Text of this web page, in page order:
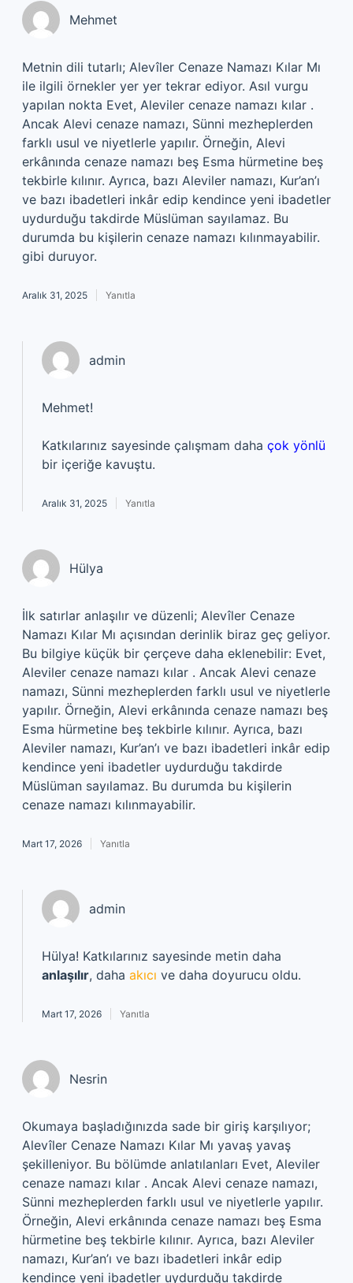
Mehmet
Metnin dili tutarlı; Alevîler Cenaze Namazı Kılar Mı
ile ilgili örnekler yer yer tekrar ediyor. Asıl vurgu
yapılan nokta Evet, Aleviler cenaze namazı kılar .
Ancak Alevi cenaze namazı, Sünni mezheplerden
farklı usul ve niyetlerle yapılır. Örneğin, Alevi
erkânında cenaze namazı beş Esma hürmetine beş
tekbirle kılınır. Ayrıca, bazı Aleviler namazı, Kur’an’ı
ve bazı ibadetleri inkâr edip kendince yeni ibadetler
uydurduğu takdirde Müslüman sayılamaz. Bu
durumda bu kişilerin cenaze namazı kılınmayabilir.
gibi duruyor.
Aralık 31, 2025 Yanıtla
admin
Mehmet!
Katkılarınız sayesinde çalışmam daha çok yönlü
bir içeriğe kavuştu.
Aralık 31, 2025 Yanıtla
Hülya
İlk satırlar anlaşılır ve düzenli; Alevîler Cenaze
Namazı Kılar Mı açısından derinlik biraz geç geliyor.
Bu bilgiye küçük bir çerçeve daha eklenebilir: Evet,
Aleviler cenaze namazı kılar . Ancak Alevi cenaze
namazı, Sünni mezheplerden farklı usul ve niyetlerle
yapılır. Örneğin, Alevi erkânında cenaze namazı beş
Esma hürmetine beş tekbirle kılınır. Ayrıca, bazı
Aleviler namazı, Kur’an’ı ve bazı ibadetleri inkâr edip
kendince yeni ibadetler uydurduğu takdirde
Müslüman sayılamaz. Bu durumda bu kişilerin
cenaze namazı kılınmayabilir.
Mart 17, 2026 Yanıtla
admin
Hülya! Katkılarınız sayesinde metin daha
anlaşılır, daha akıcı ve daha doyurucu oldu.
Mart 17, 2026 Yanıtla
Nesrin
Okumaya başladığınızda sade bir giriş karşılıyor;
Alevîler Cenaze Namazı Kılar Mı yavaş yavaş
şekilleniyor. Bu bölümde anlatılanları Evet, Aleviler
cenaze namazı kılar . Ancak Alevi cenaze namazı,
Sünni mezheplerden farklı usul ve niyetlerle yapılır.
Örneğin, Alevi erkânında cenaze namazı beş Esma
hürmetine beş tekbirle kılınır. Ayrıca, bazı Aleviler
namazı, Kur’an’ı ve bazı ibadetleri inkâr edip
kendince yeni ibadetler uydurduğu takdirde